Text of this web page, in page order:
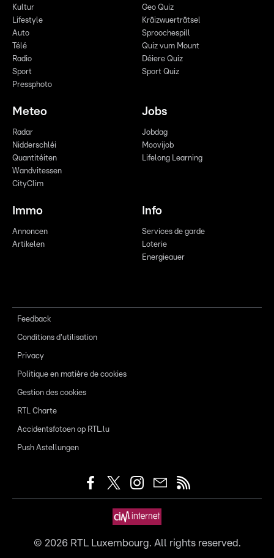
Kultur
Lifestyle
Auto
Télé
Radio
Sport
Pressphoto
Geo Quiz
Kräizwuerträtsel
Sproochespill
Quiz vum Mount
Déiere Quiz
Sport Quiz
Meteo
Radar
Nidderschléi
Quantitéiten
Wandvitessen
CityClim
Jobs
Jobdag
Moovijob
Lifelong Learning
Immo
Annoncen
Artikelen
Info
Services de garde
Loterie
Energieauer
Feedback
Conditions d'utilisation
Privacy
Politique en matière de cookies
Gestion des cookies
RTL Charte
Accidentsfotoen op RTL.lu
Push Astellungen
© 2026RTL Luxembourg. All rights reserved.